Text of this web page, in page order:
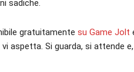
sadiche.
gratuitamente su Game Jolt
aspetta. Si guarda, si attende